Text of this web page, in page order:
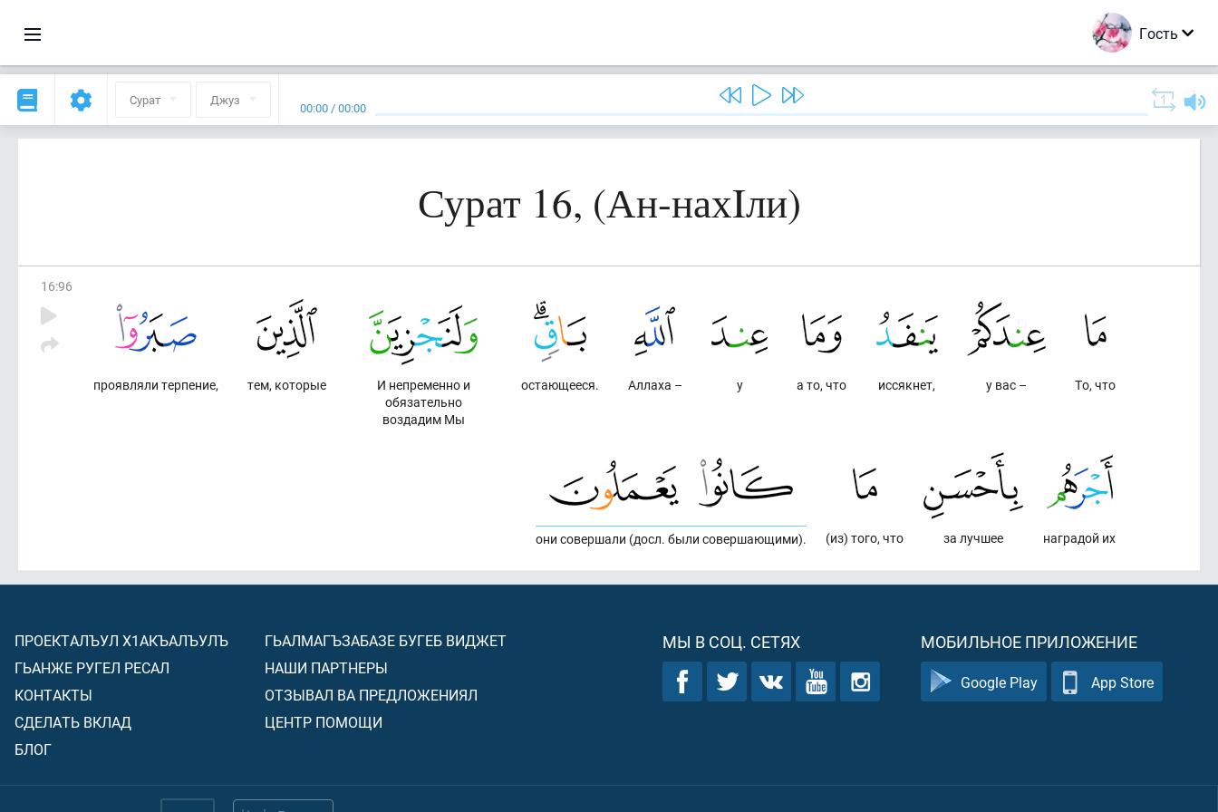
Гость
Сурат Джуз 00:00 /00:00
Сурат 16, (Ан-нахIли)
16:96
То, что
у вас –
иссякнет,
а то, что
у
Аллаха –
остающееся.
И непременно и
обязательно
воздадим Мы
тем, которые
проявляли терпение,
наградой их
за лучшее
(из) того, что
они совершали (досл. были совершающими).
ПРОЕКТАЛЪУЛ Х1АКЪАЛЪУЛЪ
ГЬАНЖЕ РУГЕЛ РЕСАЛ
КОНТАКТЫ
СДЕЛАТЬ ВКЛАД
БЛОГ
ГЬАЛМАГЪЗАБАЗЕ БУГЕБ ВИДЖЕТ
НАШИ ПАРТНЕРЫ
ОТЗЫВАЛ ВА ПРЕДЛОЖЕНИЯЛ
ЦЕНТР ПОМОЩИ
МЫ В СОЦ. СЕТЯХ МОБИЛЬНОЕ ПРИЛОЖЕНИЕ
Google Play App Store